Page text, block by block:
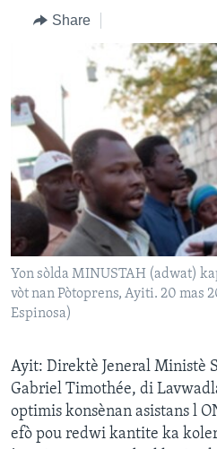
Languages
Share
Yon sòlda MINUSTAH (adwat)
vòt nan Pòtoprens, Ayiti. 20 mas
Espinosa)
Ayit: Direktè Jeneral Ministè
Gabriel Timothée, di
optimis konsènan asistans l
efò pou redwi kantite ka